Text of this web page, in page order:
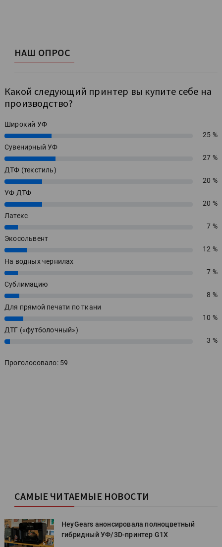
НАШ ОПРОС
Какой следующий принтер вы купите себе на
производство?
Широкий УФ
25%
25 %
Сувенирный УФ
27%
27 %
ДТФ (текстиль)
20%
20 %
УФ ДТФ
20%
20 %
Латекс
7%
7 %
Экосольвент
12%
12 %
На водных чернилах
7%
7 %
Сублимацию
8%
8 %
Для прямой печати по ткани
10%
10 %
ДТГ («футболочный»)
3% 3 %
Проголосовало: 59
САМЫЕ ЧИТАЕМЫЕ НОВОСТИ
HeyGears анонсировала полноцветный
гибридный УФ/3D-принтер G1X